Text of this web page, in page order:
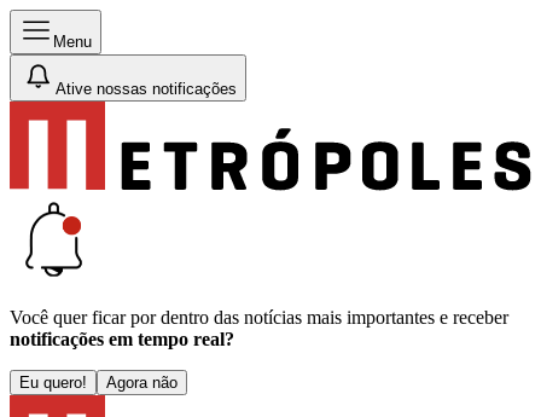
Menu
Ative nossas notificações
Você quer ficar por dentro das notícias mais importantes e receber
notificações em tempo real?
Eu quero! Agora não